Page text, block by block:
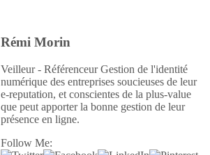
Rémi Morin
Veilleur - Référenceur Gestion de l'identité
numérique des entreprises soucieuses de leur
e-reputation, et conscientes de la plus-value
que peut apporter la bonne gestion de leur
présence en ligne.
Follow Me: